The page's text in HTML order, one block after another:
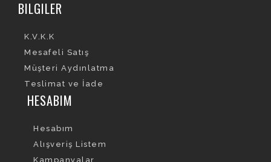
BILGILER
K.V.K.K
Mesafeli Satış
Müşteri Aydınlatma
Teslimat ve İade
HESABIM
Hesabım
Alışveriş Listem
Kampanyalar